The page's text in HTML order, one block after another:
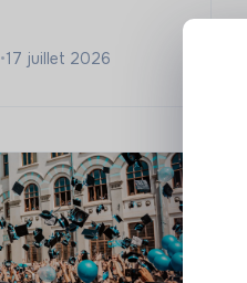
•17 juillet 2026